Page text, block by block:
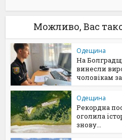
Можливо, Вас
Одещина
На
винесли
чоловікам
Одещина
Рекордна
оголила
знову...